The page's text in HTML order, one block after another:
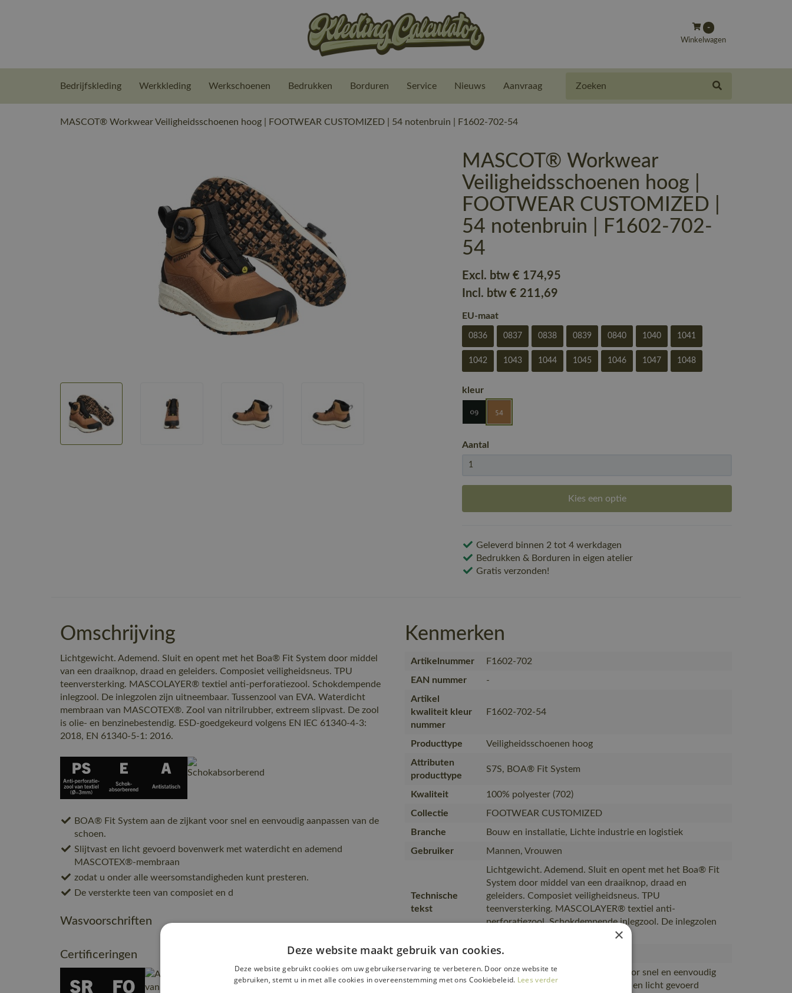
-
Winkelwagen
Bedrijfskleding Werkkleding Werkschoenen Bedrukken Borduren Service Nieuws Aanvraag
MASCOT® Workwear Veiligheidsschoenen hoog | FOOTWEAR CUSTOMIZED | 54 notenbruin | F1602-702-54
MASCOT® Workwear
Veiligheidsschoenen hoog |
FOOTWEAR CUSTOMIZED |
54 notenbruin | F1602-702-
54
Excl. btw€ 174,95
Incl. btw€ 211,69
EU-maat
0836 0837 0838 0839 0840 1040 1041
1042 1043 1044 1045 1046 1047 1048
kleur
Aantal
Kies een optie
Geleverd binnen 2 tot 4 werkdagen
Bedrukken & Borduren in eigen atelier
Gratis verzonden!
Omschrijving
Lichtgewicht. Ademend. Sluit en opent met het Boa® Fit System door middel
van een draaiknop, draad en geleiders. Composiet veiligheidsneus. TPU
teenversterking. MASCOLAYER® textiel anti-perforatiezool. Schokdempende
inlegzool. De inlegzolen zijn uitneembaar. Tussenzool van EVA. Waterdicht
membraan van MASCOTEX®. Zool van nitrilrubber, extreem slipvast. De zool
is olie- en benzinebestendig. ESD-goedgekeurd volgens EN IEC 61340-4-3:
2018, EN 61340-5-1: 2016.
BOA® Fit System aan de zijkant voor snel en eenvoudig aanpassen van de
schoen.
Slijtvast en licht gevoerd bovenwerk met waterdicht en ademend
MASCOTEX®-membraan
zodat u onder alle weersomstandigheden kunt presteren.
De versterkte teen van composiet en d
Wasvoorschriften
Certificeringen
Kenmerken
Artikelnummer
F1602-702
EAN nummer
-
Artikel
kwaliteit kleur
nummer
F1602-702-54
Producttype
Veiligheidsschoenen hoog
Attributen
producttype
S7S, BOA® Fit System
Kwaliteit
100% polyester (702)
Collectie
FOOTWEAR CUSTOMIZED
Branche
Bouw en installatie, Lichte industrie en logistiek
Gebruiker
Mannen, Vrouwen
Technische
tekst
Lichtgewicht. Ademend. Sluit en opent met het Boa® Fit
System door middel van een draaiknop, draad en
geleiders. Composiet veiligheidsneus. TPU
teenversterking. MASCOLAYER® textiel anti-
perforatiezool. Schokdempende inlegzool. De inlegzolen
Merk
MASCOT®
BOA® Fit System aan de zijkant voor snel en eenvoudig
aanpassen van de schoen., Slijtvast en licht gevoerd
×
Deze website maakt gebruik van cookies.
Deze website gebruikt cookies om uw gebruikerservaring te verbeteren. Door onze website te
gebruiken, stemt u in met alle cookies in overeenstemming met ons Cookiebeleid. Lees verder